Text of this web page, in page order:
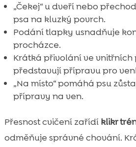
„Čekej“ u dveří nebo
psa na kluzký povrch.
Podání tlapky usnadňuje
procházce.
Krátká přivolání ve vnitřních
představují přípravu pro
„Na místo“ pomáhá psu
přípravy na ven.
Přesnost cvičení zařídí klikr
odměňuje správné chování.